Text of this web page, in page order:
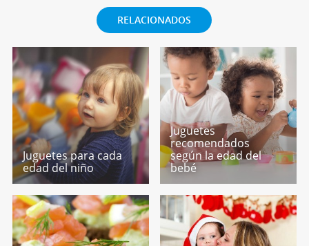
RELACIONADOS
Juguetes para cada
edad del niño
Juguetes
recomendados
según la edad del
bebé